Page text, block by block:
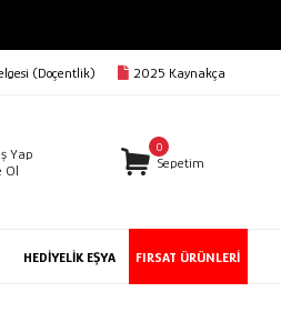
(Doçentlik) 2025 Kaynakça
Yap
Ol
0
Sepetim
HEDİYELİK EŞYA FIRSAT ÜRÜNLERİ